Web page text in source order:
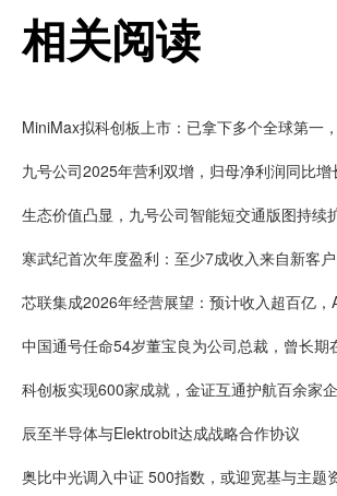
相关阅读
九号公司2025年营利双增，归母净利润同比增
生态价值凸显，九号公司智能短交通版图持续
芯联集成2026年经营展望：预计收入超百亿
科创板实现600家成就，金证互通护航百余家
辰至半导体与Elektrobit达成战略合作协议
奥比中光调入中证 500指数，或迎宽基与主题